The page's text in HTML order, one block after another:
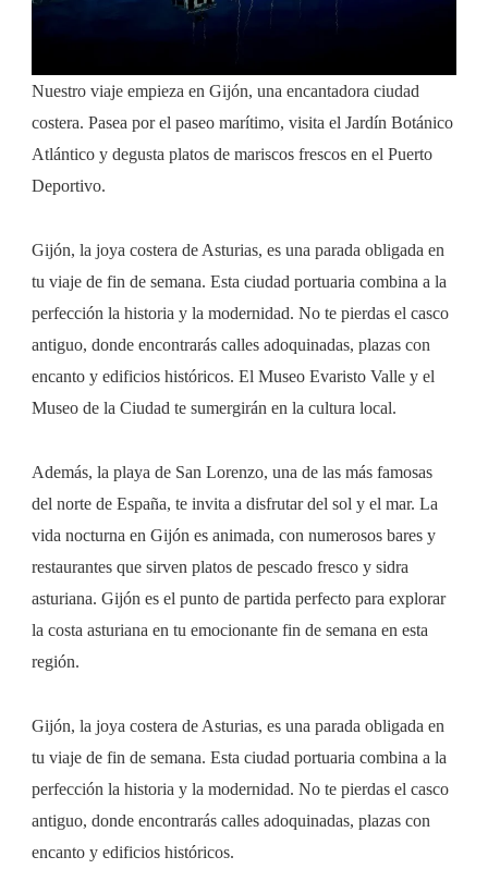
Nuestro viaje empieza en Gijón, una encantadora ciudad
costera. Pasea por el paseo marítimo, visita el Jardín Botánico
Atlántico y degusta platos de mariscos frescos en el Puerto
Deportivo.
Gijón, la joya costera de Asturias, es una parada obligada en
tu viaje de fin de semana. Esta ciudad portuaria combina a la
perfección la historia y la modernidad. No te pierdas el casco
antiguo, donde encontrarás calles adoquinadas, plazas con
encanto y edificios históricos. El Museo Evaristo Valle y el
Museo de la Ciudad te sumergirán en la cultura local.
Además, la playa de San Lorenzo, una de las más famosas
del norte de España, te invita a disfrutar del sol y el mar. La
vida nocturna en Gijón es animada, con numerosos bares y
restaurantes que sirven platos de pescado fresco y sidra
asturiana. Gijón es el punto de partida perfecto para explorar
la costa asturiana en tu emocionante fin de semana en esta
región.
Gijón, la joya costera de Asturias, es una parada obligada en
tu viaje de fin de semana. Esta ciudad portuaria combina a la
perfección la historia y la modernidad. No te pierdas el casco
antiguo, donde encontrarás calles adoquinadas, plazas con
encanto y edificios históricos.